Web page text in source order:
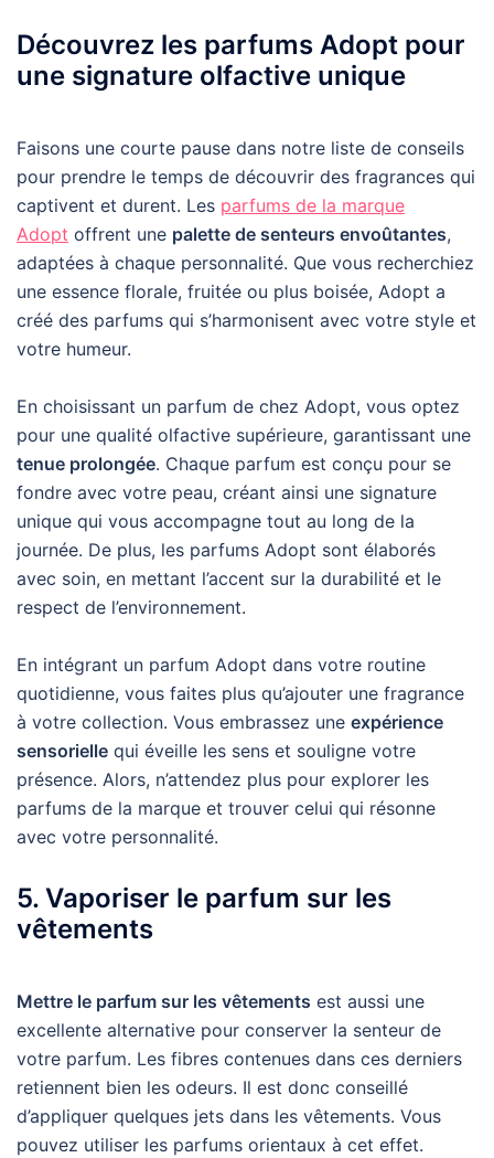
Découvrez les parfums Adopt pour
une signature olfactive unique
Faisons une courte pause dans notre liste de conseils
pour prendre le temps de découvrir des fragrances qui
captivent et durent. Les parfums de la marque
Adopt offrent une palette de senteurs envoûtantes,
adaptées à chaque personnalité. Que vous recherchiez
une essence florale, fruitée ou plus boisée, Adopt a
créé des parfums qui s’harmonisent avec votre style et
votre humeur.
En choisissant un parfum de chez Adopt, vous optez
pour une qualité olfactive supérieure, garantissant une
tenue prolongée. Chaque parfum est conçu pour se
fondre avec votre peau, créant ainsi une signature
unique qui vous accompagne tout au long de la
journée. De plus, les parfums Adopt sont élaborés
avec soin, en mettant l’accent sur la durabilité et le
respect de l’environnement.
En intégrant un parfum Adopt dans votre routine
quotidienne, vous faites plus qu’ajouter une fragrance
à votre collection. Vous embrassez une expérience
sensorielle qui éveille les sens et souligne votre
présence. Alors, n’attendez plus pour explorer les
parfums de la marque et trouver celui qui résonne
avec votre personnalité.
5. Vaporiser le parfum sur les
vêtements
Mettre le parfum sur les vêtements est aussi une
excellente alternative pour conserver la senteur de
votre parfum. Les fibres contenues dans ces derniers
retiennent bien les odeurs. Il est donc conseillé
d’appliquer quelques jets dans les vêtements. Vous
pouvez utiliser les parfums orientaux à cet effet.